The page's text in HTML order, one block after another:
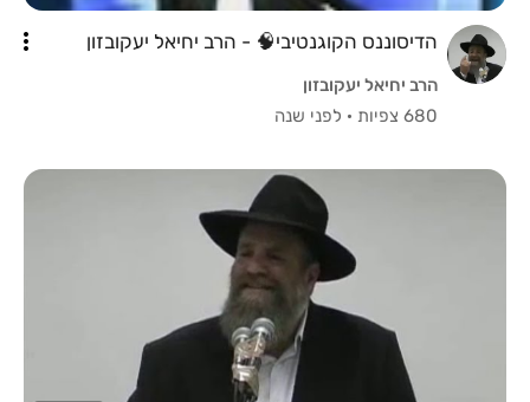
הדיסוננס הקוגנטיבי🧠 - הרב יחיאל יעקובזון
הרב יחיאל יעקובזון
680 צפיות
· לפני שנה